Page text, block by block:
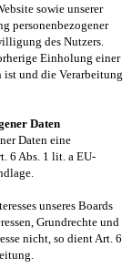
sowie unserer
personenbezogener
des Nutzers.
Einholung einer
und die Verarbeitung
Daten
Daten eine
6 Abs. 1 lit. a EU-
unseres Boards
Grundrechte und
nicht, so dient Art. 6